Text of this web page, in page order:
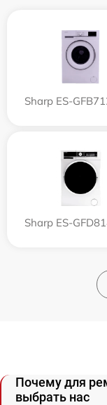
Sharp ES-
Sharp ES-
Почему для
выбрать нас